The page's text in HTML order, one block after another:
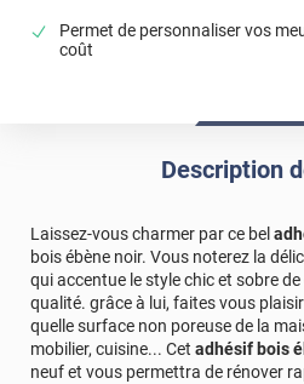
Permet de personnaliser vos
coût
Description
Laissez-vous charmer par ce bel
bois ébène noir. Vous noterez la
qui accentue le style chic et sobre de
qualité. grâce à lui, faites vous
quelle surface non poreuse de la
mobilier, cuisine... Cet adhésif bois
neuf et vous permettra de rénover